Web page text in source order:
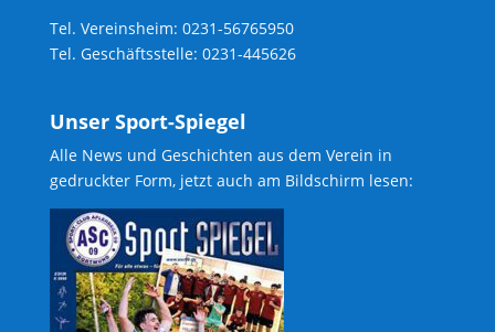
Tel. Vereinsheim: 0231-56765950
Tel. Geschäftsstelle: 0231-445626
Unser Sport-Spiegel
Alle News und Geschichten aus dem Verein in
gedruckter Form, jetzt auch am Bildschirm lesen: